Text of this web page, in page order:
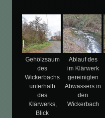
Gehölzsaum
des
Wickerbachs
unterhalb
des
Klärwerks,
Blick
Ablauf des
im Klärwerk
gereinigten
Abwassers in
den
Wickerbach